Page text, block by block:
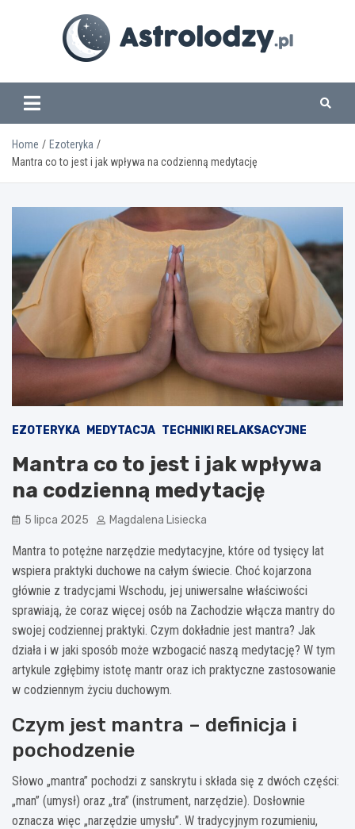
www.astrolodzy.pl
Home
Ezoteryka
Mantra co to jest i jak wpływa na codzienną medytację
EZOTERYKA MEDYTACJA TECHNIKI RELAKSACYJNE
Mantra co to jest i jak wpływa
na codzienną medytację
5 lipca 2025 Magdalena Lisiecka
Mantra to potężne narzędzie medytacyjne, które od tysięcy lat
wspiera praktyki duchowe na całym świecie. Choć kojarzona
głównie z tradycjami Wschodu, jej uniwersalne właściwości
sprawiają, że coraz więcej osób na Zachodzie włącza mantry do
swojej codziennej praktyki. Czym dokładnie jest mantra? Jak
działa i w jaki sposób może wzbogacić naszą medytację? W tym
artykule zgłębimy istotę mantr oraz ich praktyczne zastosowanie
w codziennym życiu duchowym.
Czym jest mantra – definicja i
pochodzenie
Słowo „mantra” pochodzi z sanskrytu i składa się z dwóch części:
„man” (umysł) oraz „tra” (instrument, narzędzie). Dosłownie
oznacza więc „narzędzie umysłu”. W tradycyjnym rozumieniu,